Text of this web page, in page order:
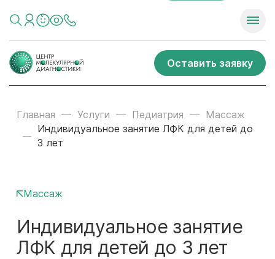
Оставить заявку
Главная Услуги Педиатрия
Массаж
Индивидуальное занятие ЛФК для детей до
3 лет
Массаж
Индивидуальное занятие
ЛФК для детей до 3 лет